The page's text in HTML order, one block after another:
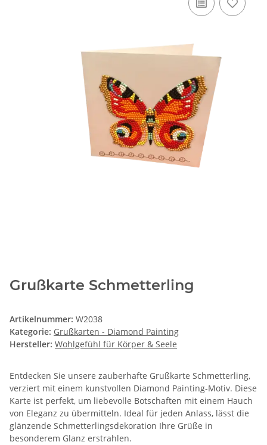
Grußkarte Schmetterling
Artikelnummer: W2038
Kategorie: Grußkarten - Diamond Painting
Hersteller: Wohlgefühl für Körper & Seele
Entdecken Sie unsere zauberhafte Grußkarte Schmetterling,
verziert mit einem kunstvollen Diamond Painting-Motiv. Diese
Karte ist perfekt, um liebevolle Botschaften mit einem Hauch
von Eleganz zu übermitteln. Ideal für jeden Anlass, lässt die
glänzende Schmetterlingsdekoration Ihre Grüße in
besonderem Glanz erstrahlen.